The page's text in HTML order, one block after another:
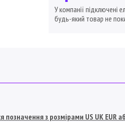
У компанії підключені
будь-який товар не
з розмірами US UK EUR